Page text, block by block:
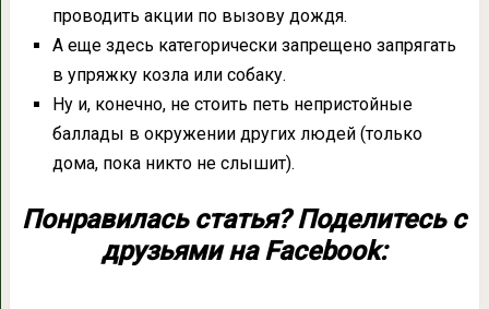
проводить акции по вызову дождя.
А еще здесь категорически запрещено запрягать
в упряжку козла или собаку.
Ну и, конечно, не стоить петь непристойные
баллады в окружении других людей (только
дома, пока никто не слышит).
Понравилась статья? Поделитесь с
друзьями на Facebook: